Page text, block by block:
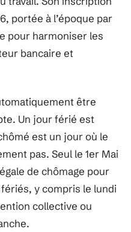
portée à l’époque par
pour harmoniser les
bancaire et
être
Un jour férié est
est un jour où le
pas. Seul le 1er Mai
de chômage pour
y compris le lundi
collective ou